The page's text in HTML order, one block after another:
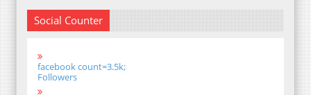
Social Counter
facebook count=3.5k;
Followers